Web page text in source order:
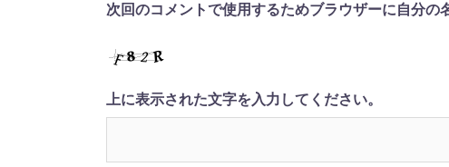
次回のコメントで使用するためブラウザーに自分の
上に表示された文字を入力してください。